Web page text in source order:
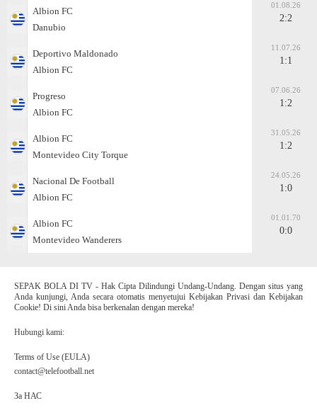
Albion FC
Danubio
01.08.26
2:2
Deportivo Maldonado
Albion FC
11.07.26
1:1
Progreso
Albion FC
07.06.26
1:2
Albion FC
Montevideo City Torque
31.05.26
1:2
Nacional De Football
Albion FC
24.05.26
1:0
Albion FC
Montevideo Wanderers
01.01.70
0:0
SEPAK BOLA DI TV - Hak Cipta Dilindungi Undang-Undang. Dengan situs yang
Anda kunjungi, Anda secara otomatis menyetujui Kebijakan Privasi dan Kebijakan
Cookie! Di sini Anda bisa berkenalan dengan mereka!
Hubungi kami:
Terms of Use (EULA)
contact@telefootball.net
За НАС